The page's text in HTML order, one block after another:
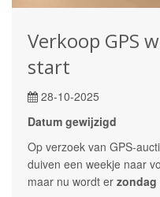
Verkoop GPS
start
28-10-2025
Datum gewijzigd
Op verzoek van GPS-
duiven een weekje naar
maar nu wordt er zondag